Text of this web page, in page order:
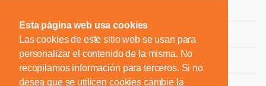
Esta página web usa cookies
Las cookies de este sitio web se usan para
personalizar el contenido de la misma. No
recopilamos información para terceros. Si no
desea que se utilicen cookies cambie la
Descargas
Noticias